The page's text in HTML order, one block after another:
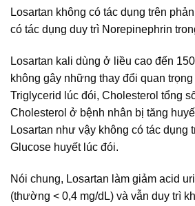
Losartan không có tác dụng trên
có tác dụng duy trì Norepinephrin
Losartan kali dùng ở liều cao đến
không gây những thay đổi quan
Triglycerid lúc đói, Cholesterol tổng
Cholesterol ở bệnh nhân bị tăng
Losartan như vậy không có tác dụng
Glucose huyết lúc đói.
Nói chung, Losartan làm giảm acid
(thường < 0,4 mg/dL) và vẫn duy trì